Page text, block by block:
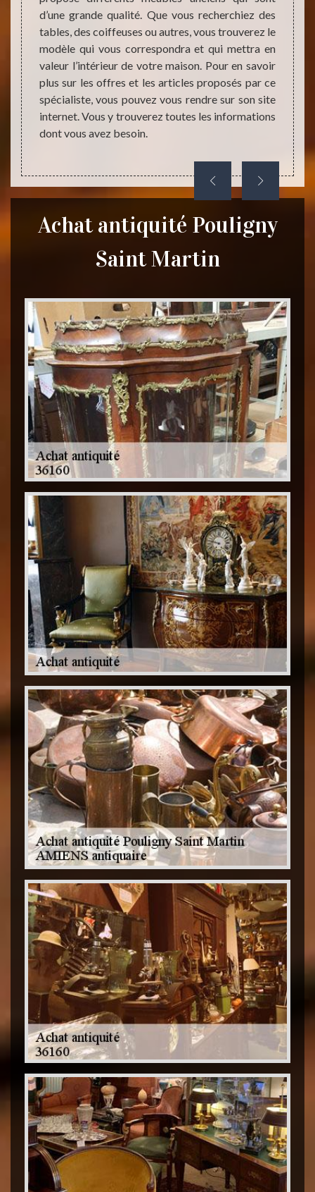
cette
Elle
des
la
d’une grande qualité. Que vous recherchiez des
tables, des coiffeuses ou autres, vous trouverez le
modèle qui vous correspondra et qui mettra en
valeur l’intérieur de votre maison. Pour en savoir
plus sur les offres et les articles proposés par ce
spécialiste, vous pouvez vous rendre sur son site
internet. Vous y trouverez toutes les informations
dont vous avez besoin.
de
Achat antiquité Pouligny
Saint Martin